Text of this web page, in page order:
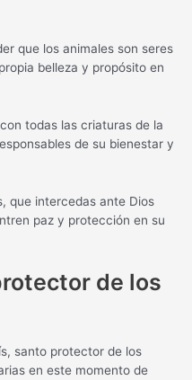
que los animales son seres
belleza y propósito en
todas las criaturas de la
de su bienestar y
que intercedas ante Dios
paz y protección en su
de los
santo protector de los
en este momento de